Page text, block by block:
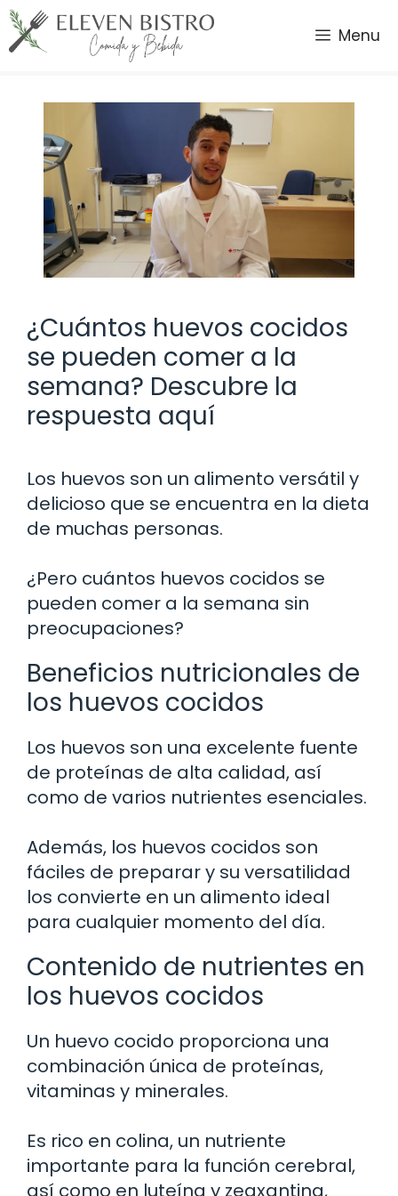
Saltar
al
contenido
Menu
¿Cuántos huevos cocidos
se pueden comer a la
semana? Descubre la
respuesta aquí
Los huevos son un alimento versátil y
delicioso que se encuentra en la dieta
de muchas personas.
¿Pero cuántos huevos cocidos se
pueden comer a la semana sin
preocupaciones?
Beneficios nutricionales de
los huevos cocidos
Los huevos son una excelente fuente
de proteínas de alta calidad, así
como de varios nutrientes esenciales.
Además, los huevos cocidos son
fáciles de preparar y su versatilidad
los convierte en un alimento ideal
para cualquier momento del día.
Contenido de nutrientes en
los huevos cocidos
Un huevo cocido proporciona una
combinación única de proteínas,
vitaminas y minerales.
Es rico en colina, un nutriente
importante para la función cerebral,
así como en luteína y zeaxantina,